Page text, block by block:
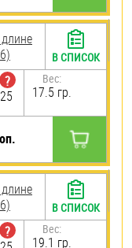
?
Вес:
17.5 гр.
В СПИСОК
?
Вес:
19.1 гр.
В СПИСОК